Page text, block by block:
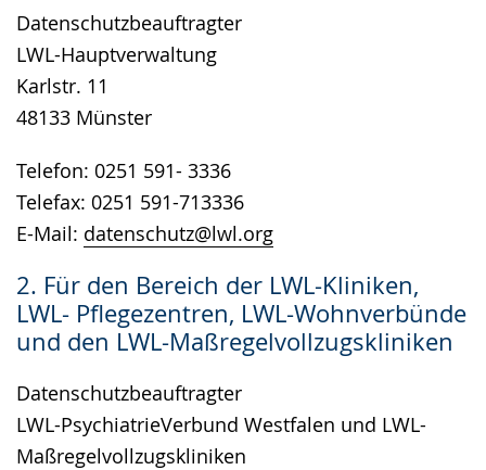
Datenschutzbeauftragter
LWL-Hauptverwaltung
Karlstr. 11
48133 Münster
Telefon: 0251 591- 3336
Telefax: 0251 591-713336
E-Mail: datenschutz@lwl.org
2. Für den Bereich der LWL-Kliniken,
LWL- Pflegezentren, LWL-Wohnverbünde
und den LWL-Maßregelvollzugskliniken
Datenschutzbeauftragter
LWL-PsychiatrieVerbund Westfalen und LWL-
Maßregelvollzugskliniken
angezeigt.